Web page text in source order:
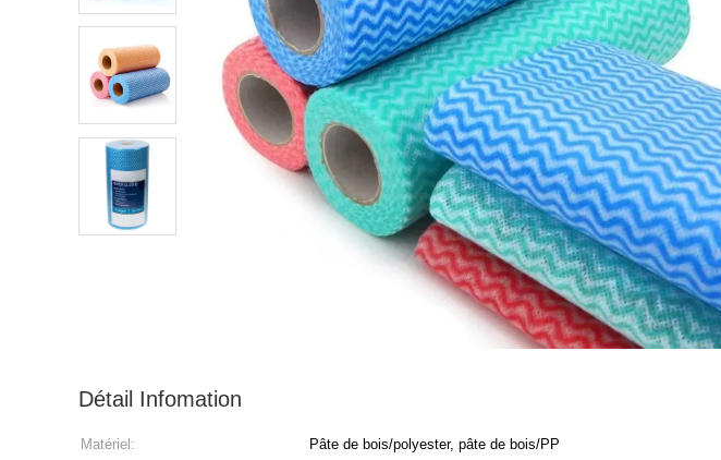
Détail Infomation
Matériel: Pâte de bois/polyester, pâte de bois/PP